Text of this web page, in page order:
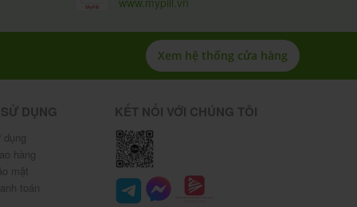
Xem hệ thống cửa hàng
DỤNG
hàng
mật
toán
KẾT NỐI VỚI CHÚNG TÔI